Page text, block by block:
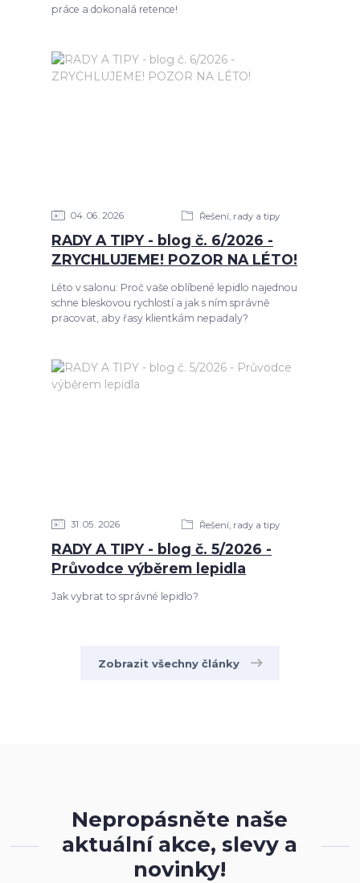
práce a dokonalá retence!
04 06 2026 Řešení, rady a tipy
RADY A TIPY - blog č. 6/2026 -
ZRYCHLUJEME! POZOR NA LÉTO!
Léto v salonu: Proč vaše oblíbené lepidlo najednou
schne bleskovou rychlostí a jak s ním správně
pracovat, aby řasy klientkám nepadaly?
31 05 2026 Řešení, rady a tipy
RADY A TIPY - blog č. 5/2026 -
Průvodce výběrem lepidla
Jak vybrat to správné lepidlo?
Zobrazit všechny články
Nepropásněte naše
aktuální akce, slevy a
novinky!